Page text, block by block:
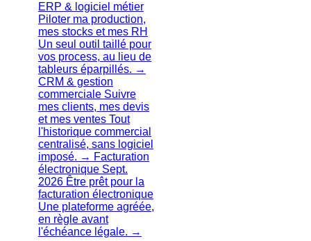
ERP & logiciel métier
Piloter ma production,
mes stocks et mes RH
Un seul outil taillé pour
vos process, au lieu de
tableurs éparpillés. →
CRM & gestion
commerciale Suivre
mes clients, mes devis
et mes ventes Tout
l'historique commercial
centralisé, sans logiciel
imposé. → Facturation
électronique Sept.
2026 Être prêt pour la
facturation électronique
Une plateforme agréée,
en règle avant
l'échéance légale. →